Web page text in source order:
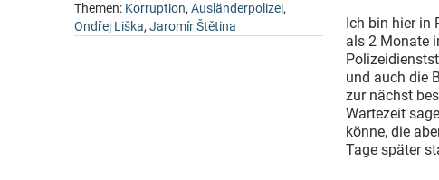
Themen: Korruption, Ausländerpolizei,
Ondřej Liška, Jaromír Štětina
Ich bin hier in
als 2 Monate
und auch die
zur nächst
Wartezeit
könne, die
Tage später